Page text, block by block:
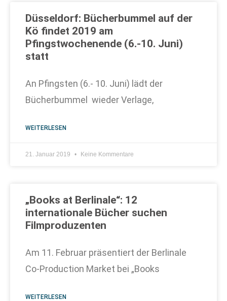
Düsseldorf: Bücherbummel auf der
Kö findet 2019 am
Pfingstwochenende (6.-10. Juni)
statt
An Pfingsten (6.- 10. Juni) lädt der
Bücherbummel wieder Verlage,
WEITERLESEN
21. Januar 2019 Keine Kommentare
„Books at Berlinale“: 12
internationale Bücher suchen
Filmproduzenten
Am 11. Februar präsentiert der Berlinale
Co-Production Market bei „Books
WEITERLESEN